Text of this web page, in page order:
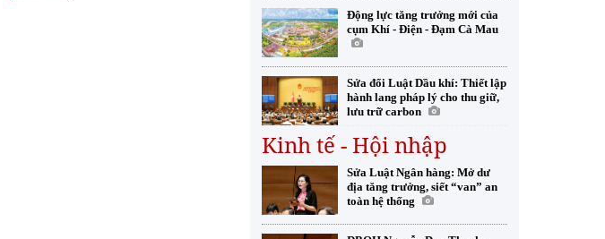
Động lực tăng trưởng mới của
cụm Khí - Điện - Đạm Cà Mau
Sửa đổi Luật Dầu khí: Thiết lập
hành lang pháp lý cho thu giữ,
lưu trữ carbon
Kinh tế - Hội nhập
Sửa Luật Ngân hàng: Mở dư
địa tăng trưởng, siết “van” an
toàn hệ thống